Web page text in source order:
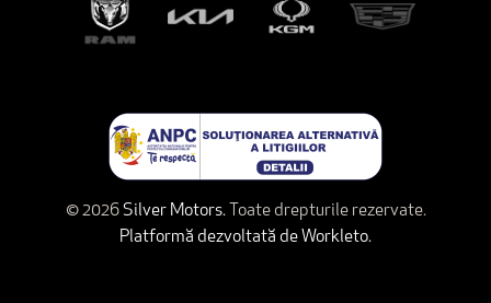
© 2026Silver Motors.Toate drepturile rezervate.
Platformă dezvoltată de Workleto.